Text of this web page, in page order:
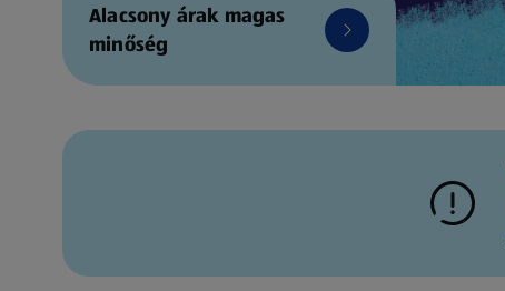
Alacsony árak magas
minőség